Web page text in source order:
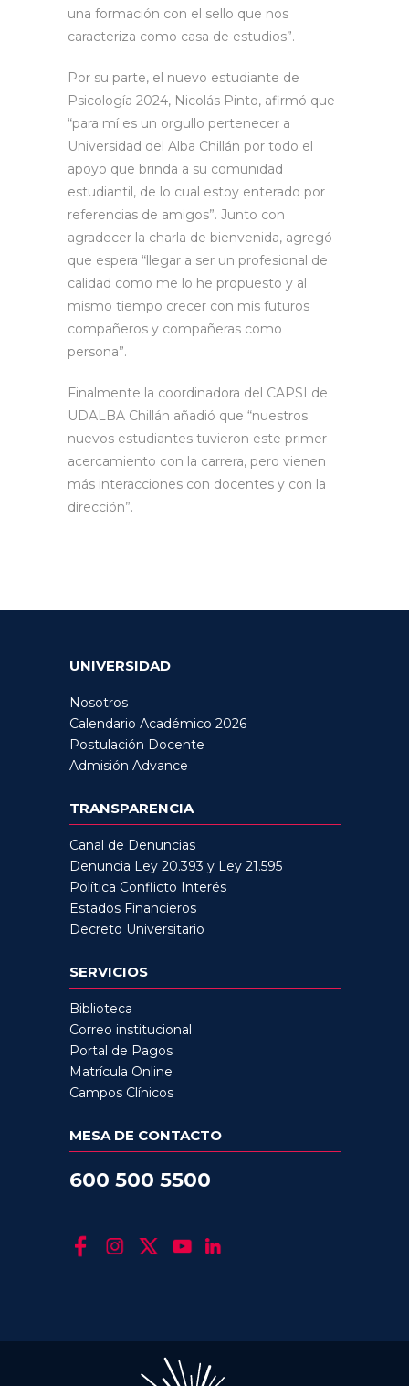
una formación con el sello que nos
caracteriza como casa de estudios”.
Por su parte, el nuevo estudiante de
Psicología 2024, Nicolás Pinto, afirmó que
“para mí es un orgullo pertenecer a
Universidad del Alba Chillán por todo el
apoyo que brinda a su comunidad
estudiantil, de lo cual estoy enterado por
referencias de amigos”. Junto con
agradecer la charla de bienvenida, agregó
que espera “llegar a ser un profesional de
calidad como me lo he propuesto y al
mismo tiempo crecer con mis futuros
compañeros y compañeras como
persona”.
Finalmente la coordinadora del CAPSI de
UDALBA Chillán añadió que “nuestros
nuevos estudiantes tuvieron este primer
acercamiento con la carrera, pero vienen
más interacciones con docentes y con la
dirección”.
UNIVERSIDAD
Nosotros
Calendario Académico 2026
Postulación Docente
Admisión Advance
TRANSPARENCIA
Canal de Denuncias
Denuncia Ley 20.393 y Ley 21.595
Política Conflicto Interés
Estados Financieros
Decreto Universitario
SERVICIOS
Biblioteca
Correo institucional
Portal de Pagos
Matrícula Online
Campos Clínicos
MESA DE CONTACTO
600 500 5500